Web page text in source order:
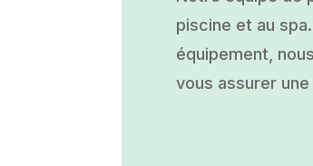
piscine et au
équipement,
vous assurer